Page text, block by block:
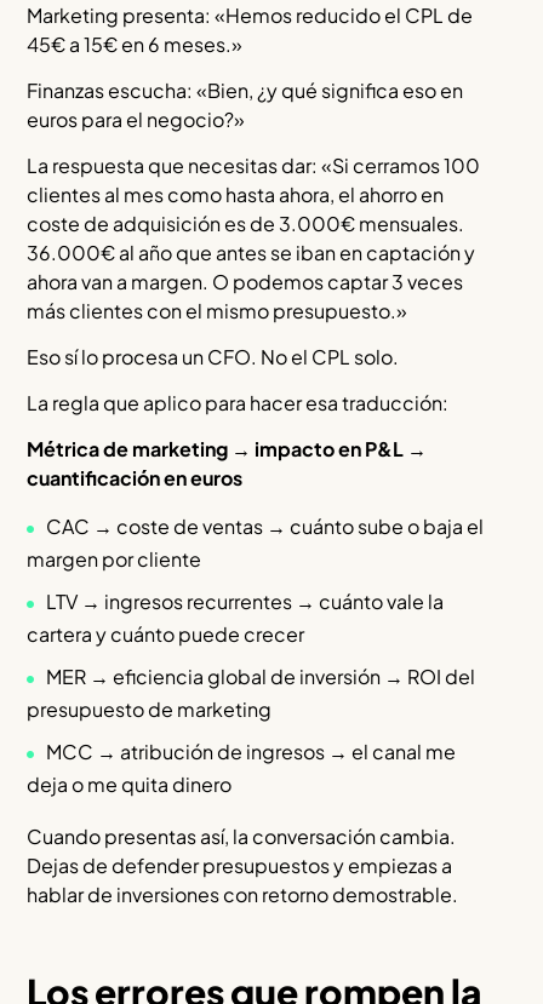
Marketing presenta: «Hemos reducido el CPL de
45€ a 15€ en 6 meses.»
Finanzas escucha: «Bien, ¿y qué significa eso en
euros para el negocio?»
La respuesta que necesitas dar: «Si cerramos 100
clientes al mes como hasta ahora, el ahorro en
coste de adquisición es de 3.000€ mensuales.
36.000€ al año que antes se iban en captación y
ahora van a margen. O podemos captar 3 veces
más clientes con el mismo presupuesto.»
Eso sí lo procesa un CFO. No el CPL solo.
La regla que aplico para hacer esa traducción:
Métrica de marketing → impacto en P&L →
cuantificación en euros
CAC → coste de ventas → cuánto sube o baja el
margen por cliente
LTV → ingresos recurrentes → cuánto vale la
cartera y cuánto puede crecer
MER → eficiencia global de inversión → ROI del
presupuesto de marketing
MCC → atribución de ingresos → el canal me
deja o me quita dinero
Cuando presentas así, la conversación cambia.
Dejas de defender presupuestos y empiezas a
hablar de inversiones con retorno demostrable.
Los errores que rompen la